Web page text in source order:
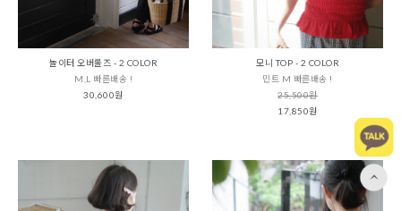
놀이터 오버롤즈 - 2 COLOR
M,L 빠른배송 !
30,600원
모니 TOP - 2 COLOR
민트 M 빠른배송 !
25,500원
17,850원